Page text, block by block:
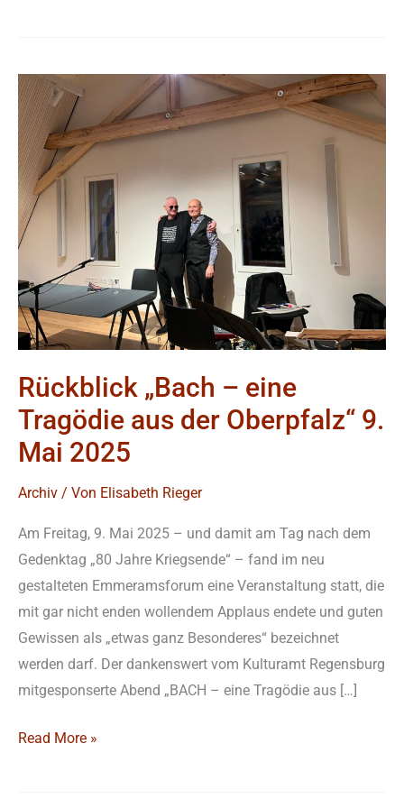
Rückblick „Bach – eine
Tragödie aus der Oberpfalz“ 9.
Mai 2025
Archiv / Von Elisabeth Rieger
Am Freitag, 9. Mai 2025 – und damit am Tag nach dem
Gedenktag „80 Jahre Kriegsende“ – fand im neu
gestalteten Emmeramsforum eine Veranstaltung statt, die
mit gar nicht enden wollendem Applaus endete und guten
Gewissen als „etwas ganz Besonderes“ bezeichnet
werden darf. Der dankenswert vom Kulturamt Regensburg
mitgesponserte Abend „BACH – eine Tragödie aus […]
Rückblick
„Bach
–
eine
Tragödie
aus
der
Oberpfalz“
9.
Mai
2025
Read More »